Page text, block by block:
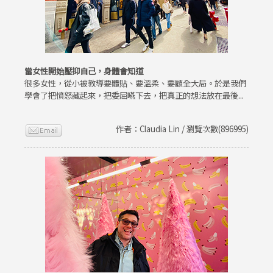
當女性開始壓抑自己，身體會知道
很多女性，從小被教導要體貼、要溫柔、要顧全大局。於是我們
學會了把憤怒藏起來，把委屈嚥下去，把真正的想法放在最後...
作者：Claudia Lin / 瀏覽次數(896995)